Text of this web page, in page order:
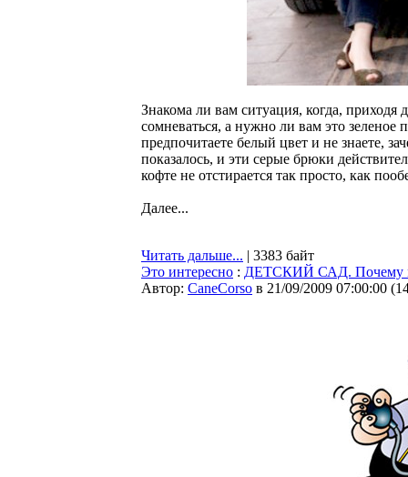
Знакома ли вам ситуация, когда,
сомневаться, а нужно ли вам это
предпочитаете белый цвет и не знаете,
показалось, и эти серые брюки
кофте не отстирается так просто, как
Далее...
Читать дальше... | 3383 байт
Это интересно : ДЕТСКИЙ САД. Почему
Автор: CaneCorso в 21/09/2009 07:00:00 (